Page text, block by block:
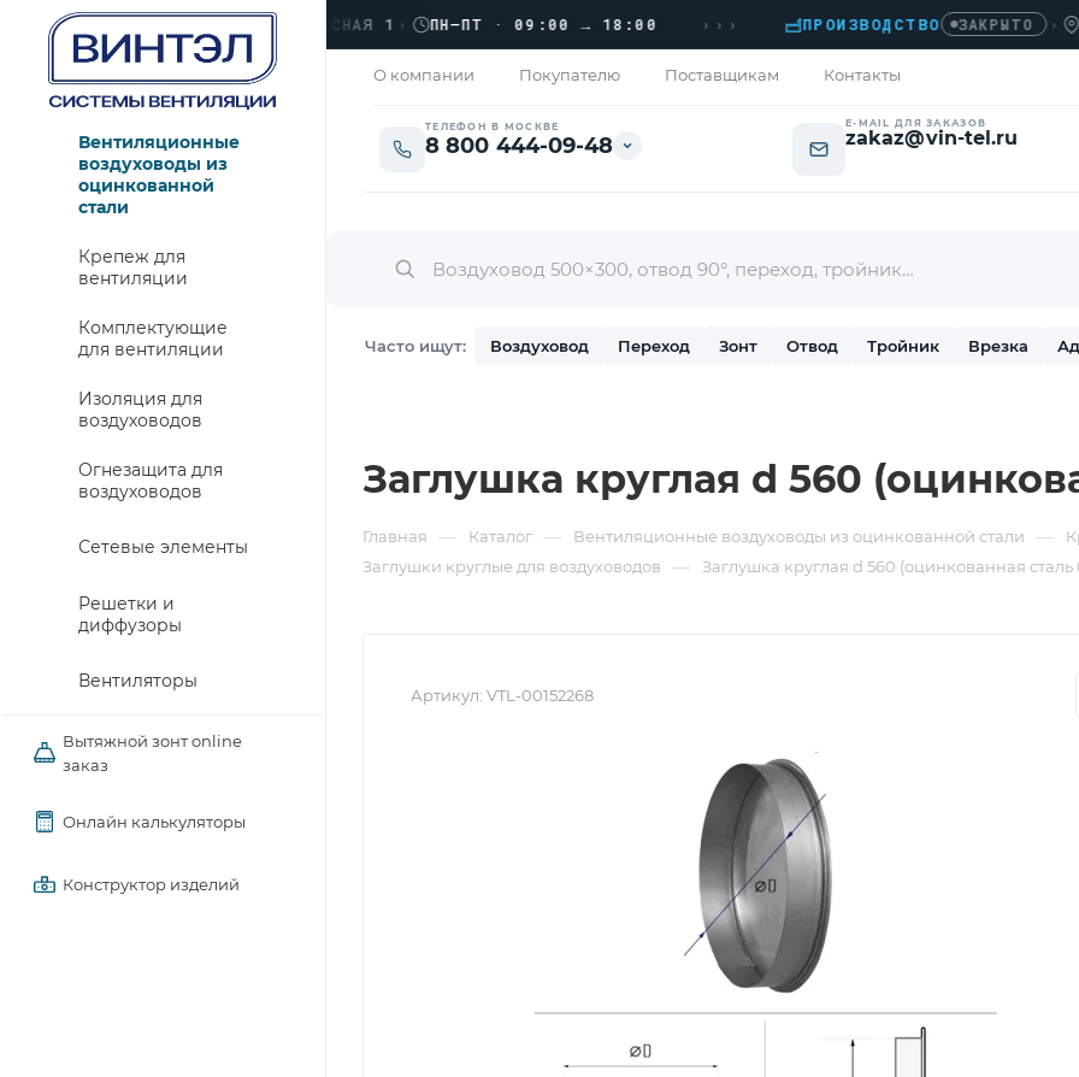
› ЛЮБЕРЦЫ, УЛ. КРАСНАЯ 1 › ПН–ПТ · 09:00 → 18:00 ››› ПРОИЗВОДСТВО ЗАКРЫТО ›
О компании Покупателю Поставщикам Контакты
ТЕЛЕФОН В МОСКВЕ
8 800 444-09-48
E-MAIL ДЛЯ ЗАКАЗОВ
zakaz@vin-tel.ru
Часто ищут: Воздуховод Переход Зонт Отвод Тройник Врезка
Вентиляционные
воздуховоды из
оцинкованной
стали
Крепеж для
вентиляции
Комплектующие
для вентиляции
Изоляция для
воздуховодов
Огнезащита для
воздуховодов
Сетевые элементы
Решетки и
диффузоры
Вентиляторы
Вытяжной зонт online
заказ
Онлайн калькуляторы
Конструктор изделий
Заглушка круглая d 560
Главная — Каталог — Вентиляционные воздуховоды из оцинкованной стали —
Заглушки круглые для воздуховодов
— Заглушка круглая d 560 (оцинкованная
Артикул: VTL-00152268